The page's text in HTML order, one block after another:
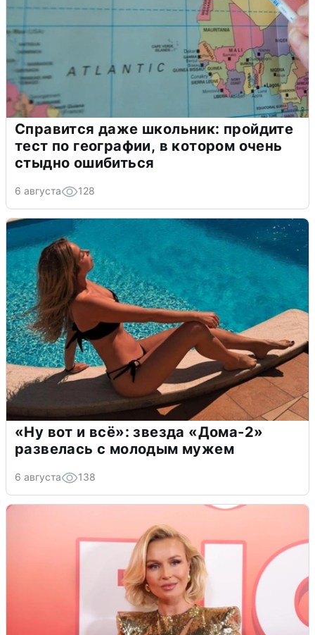
Справится даже школьник: пройдите
тест по географии, в котором очень
стыдно ошибиться
6 августа 128
«Ну вот и всё»: звезда «Дома-2»
развелась с молодым мужем
6 августа 138